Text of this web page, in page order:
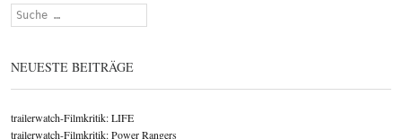
Suchen
NEUESTE BEITRÄGE
trailerwatch-Filmkritik: LIFE
trailerwatch-Filmkritik: Power Rangers